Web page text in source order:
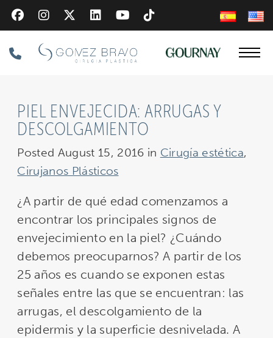
Skip
to
main
content
Phone
PIEL ENVEJECIDA: ARRUGAS Y
DESCOLGAMIENTO
Posted August 15, 2016 in Cirugía estética,
Cirujanos Plásticos
¿A partir de qué edad comenzamos a
encontrar los principales signos de
envejecimiento en la piel? ¿Cuándo
debemos preocuparnos? A partir de los
25 años es cuando se exponen estas
señales entre las que se encuentran: las
arrugas, el descolgamiento de la
epidermis y la superficie desnivelada. A